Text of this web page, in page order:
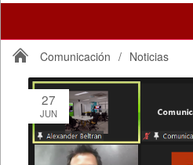
Comunicación / Noticias